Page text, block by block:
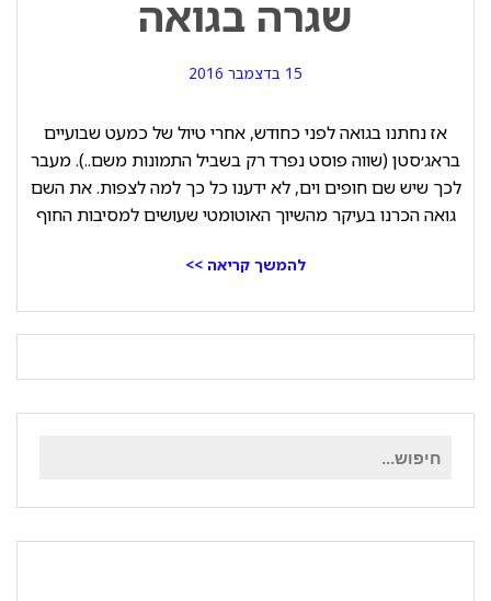
שגרה בגואה
15 בדצמבר 2016
אז נחתנו בגואה לפני כחודש, אחרי טיול של כמעט שבועיים
בראג׳סטן (שווה פוסט נפרד רק בשביל התמונות משם..). מעבר
לכך שיש שם חופים וים, לא ידענו כל כך למה לצפות. את השם
גואה הכרנו בעיקר מהשיוך האוטומטי שעושים למסיבות החוף
להמשך קריאה >>